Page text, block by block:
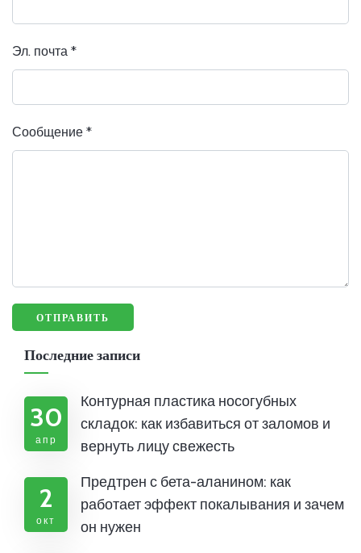
Эл. почта *
Сообщение *
Последние записи
30
апр
Контурная пластика носогубных
складок: как избавиться от заломов и
вернуть лицу свежесть
2
окт
Предтрен с бета-аланином: как
работает эффект покалывания и зачем
он нужен